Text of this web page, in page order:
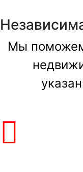
Мы поможем